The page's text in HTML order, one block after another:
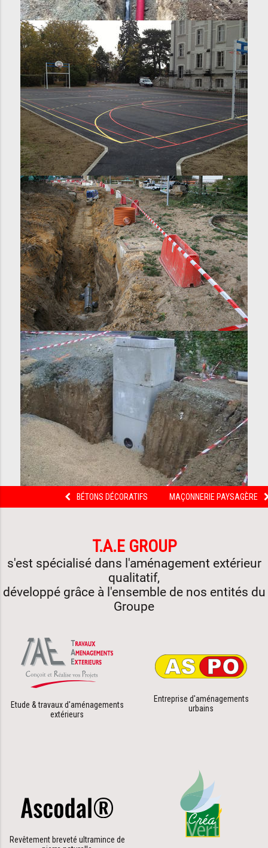
au
BÉTONS DÉCORATIFS MAÇONNERIE PAYSAGÈRE
T.A.E GROUP
s'est spécialisé dans l'aménagement extérieur
qualitatif,
développé grâce à l'ensemble de nos entités du
Groupe
Etude & travaux d'aménagements
extérieurs
Entreprise d'aménagements
urbains
Revêtement breveté ultramince de